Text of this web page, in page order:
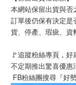
本網站保留出貨與否
訂單後仍保有決定
貨、停產、瑕疵、資
🚩追蹤粉絲專頁，
不定期推出驚喜優惠
FB粉絲團搜尋『好